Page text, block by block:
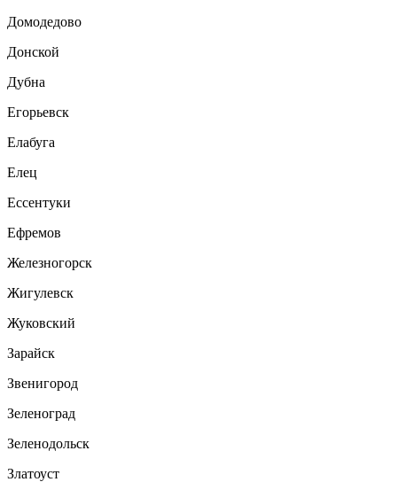
Домодедово
Донской
Дубна
Егорьевск
Елабуга
Елец
Ессентуки
Ефремов
Железногорск
Жигулевск
Жуковский
Зарайск
Звенигород
Зеленоград
Зеленодольск
Златоуст